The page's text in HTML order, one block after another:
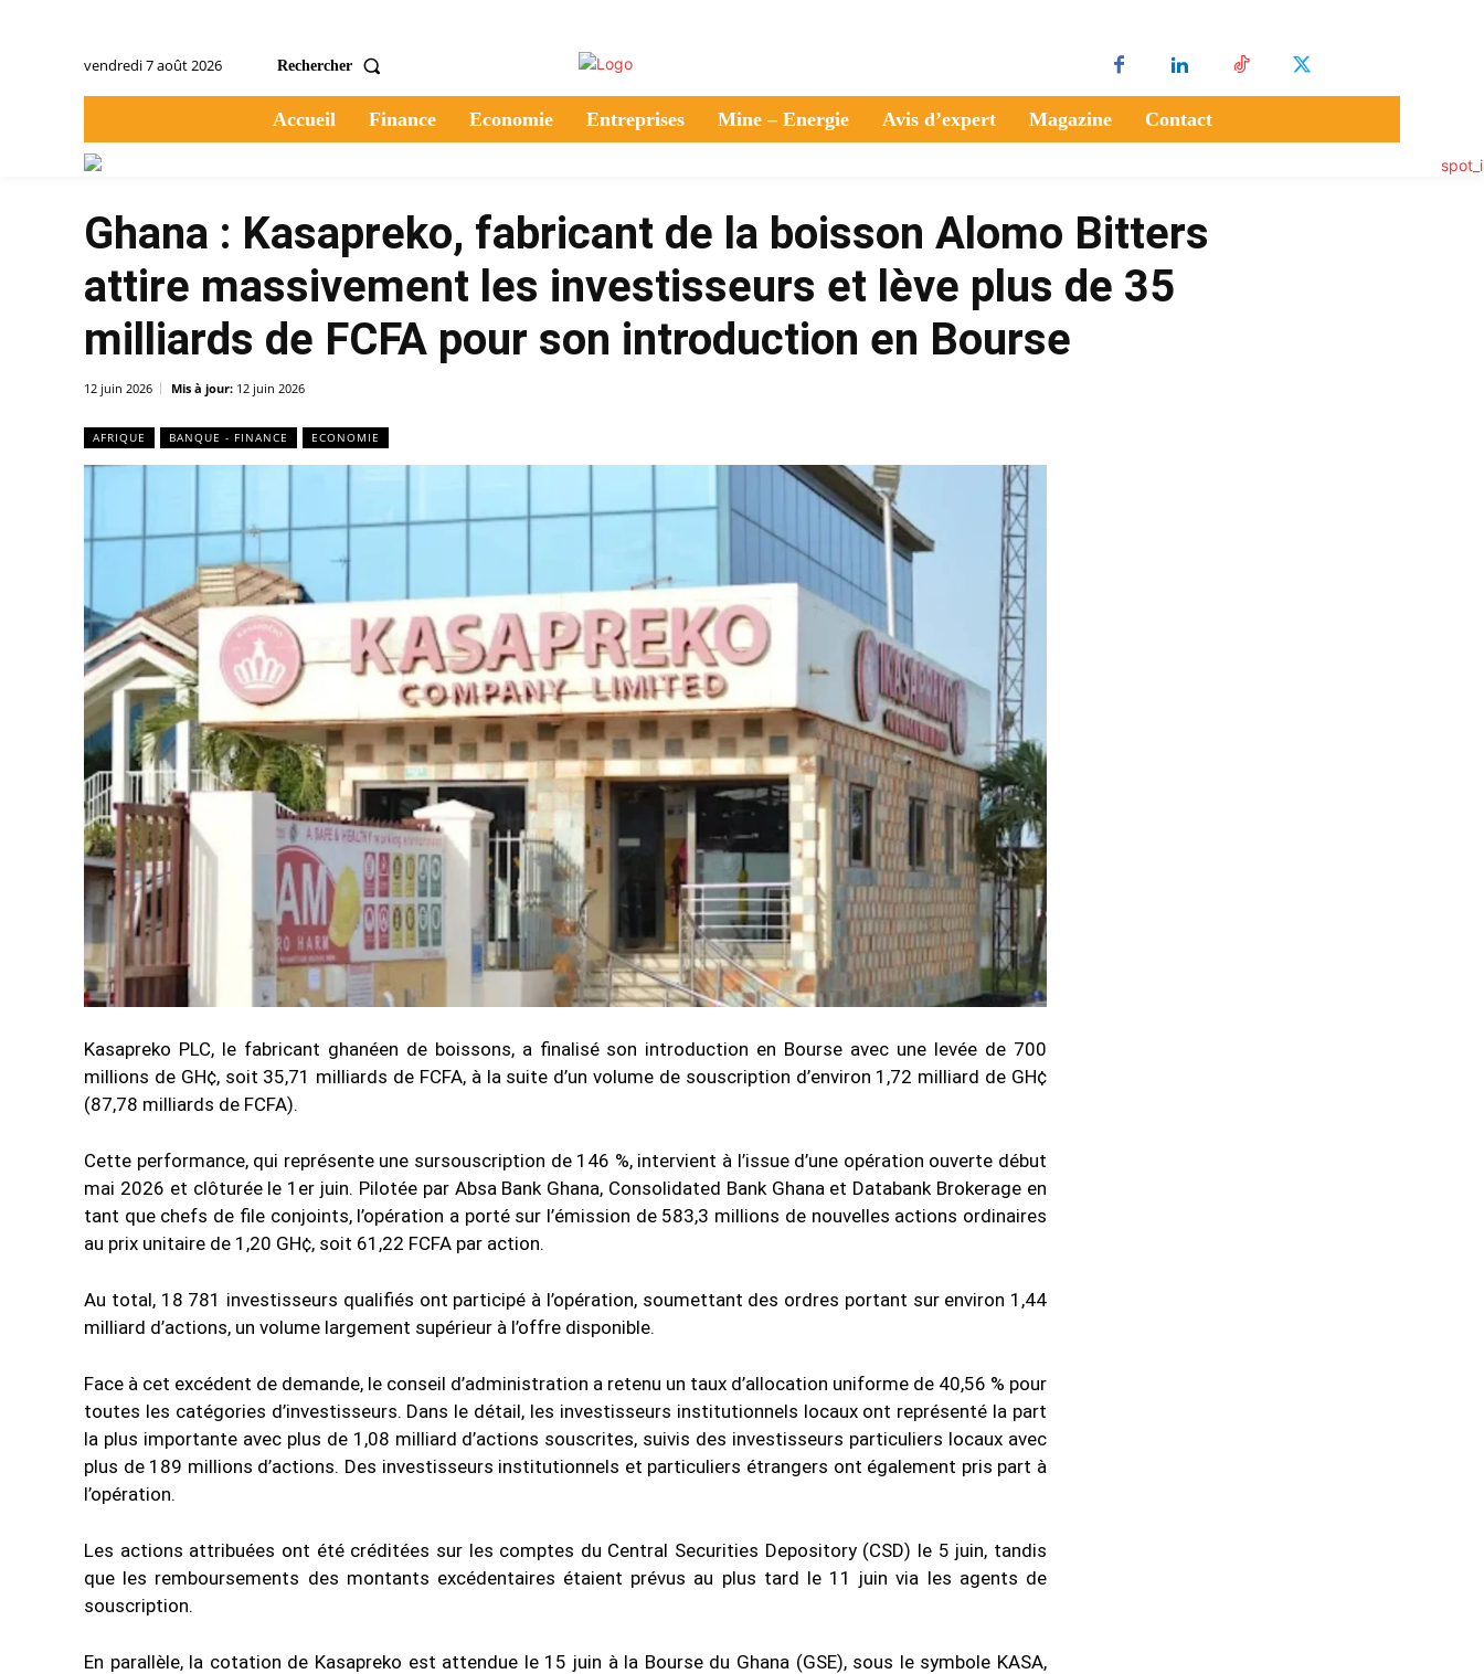
vendredi 7 août 2026 Rechercher
Accueil Finance Economie Entreprises Mine – Energie Avis d’expert Magazine Contact
Ghana : Kasapreko, fabricant de la boisson Alomo Bitters
attire massivement les investisseurs et lève plus de 35
milliards de FCFA pour son introduction en Bourse
12 juin 2026 Mis à jour: 12 juin 2026
AFRIQUE BANQUE - FINANCE ECONOMIE
Kasapreko PLC, le fabricant ghanéen de boissons, a finalisé son introduction en Bourse avec une levée de 700
millions de GH¢, soit 35,71 milliards de FCFA, à la suite d’un volume de souscription d’environ 1,72 milliard de GH¢
(87,78 milliards de FCFA).
Cette performance, qui représente une sursouscription de 146 %, intervient à l’issue d’une opération ouverte début
mai 2026 et clôturée le 1er juin. Pilotée par Absa Bank Ghana, Consolidated Bank Ghana et Databank Brokerage en
tant que chefs de file conjoints, l’opération a porté sur l’émission de 583,3 millions de nouvelles actions ordinaires
au prix unitaire de 1,20 GH¢, soit 61,22 FCFA par action.
Au total, 18 781 investisseurs qualifiés ont participé à l’opération, soumettant des ordres portant sur environ 1,44
milliard d’actions, un volume largement supérieur à l’offre disponible.
Face à cet excédent de demande, le conseil d’administration a retenu un taux d’allocation uniforme de 40,56 % pour
toutes les catégories d’investisseurs. Dans le détail, les investisseurs institutionnels locaux ont représenté la part
la plus importante avec plus de 1,08 milliard d’actions souscrites, suivis des investisseurs particuliers locaux avec
plus de 189 millions d’actions. Des investisseurs institutionnels et particuliers étrangers ont également pris part à
l’opération.
Les actions attribuées ont été créditées sur les comptes du Central Securities Depository (CSD) le 5 juin, tandis
que les remboursements des montants excédentaires étaient prévus au plus tard le 11 juin via les agents de
souscription.
En parallèle, la cotation de Kasapreko est attendue le 15 juin à la Bourse du Ghana (GSE), sous le symbole KASA,